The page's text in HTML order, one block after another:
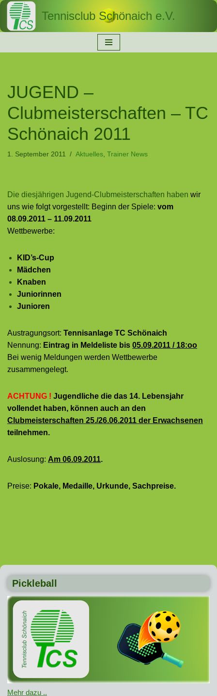
Zum
Tennisclub Schönaich e.V.
JUGEND –
Clubmeisterschaften – TC
Schönaich 2011
1. September 2011 Aktuelles, Trainer News
Die diesjährigen Jugend-Clubmeisterschaften haben wir
uns wie folgt vorgestellt: Beginn der Spiele: vom
08.09.2011 – 11.09.2011
Wettbewerbe:
KID’s-Cup
Mädchen
Knaben
Juniorinnen
Junioren
Austragungsort: Tennisanlage TC Schönaich
Nennung: Eintrag in Meldeliste bis 05.09.2011 / 18:oo
Bei wenig Meldungen werden Wettbewerbe
zusammengelegt.
ACHTUNG ! Jugendliche die das 14. Lebensjahr
vollendet haben, können auch an den
Clubmeisterschaften 25./26.06.2011 der Erwachsenen
teilnehmen.
Auslosung: Am 06.09.2011.
Preise: Pokale, Medaille, Urkunde, Sachpreise.
Pickleball
Mehr dazu ..